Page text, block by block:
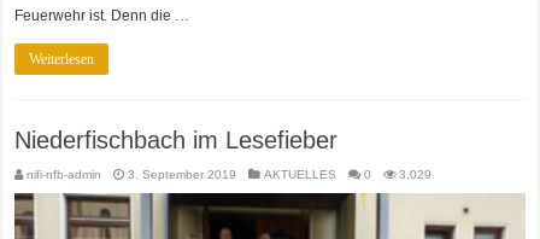
Feuerwehr ist. Denn die …
Weiterlesen
Niederfischbach im Lesefieber
nifi-nfb-admin 3. September 2019 AKTUELLES 0 3,029